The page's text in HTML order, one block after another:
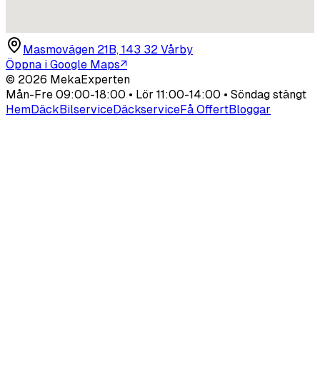
Masmovägen 21B, 143 32 Vårby
Öppna i Google Maps↗
© 2026 MekaExperten
Mån-Fre 09:00-18:00 • Lör 11:00-14:00 • Söndag stängt
HemDäckBilserviceDäckserviceFå OffertBloggar